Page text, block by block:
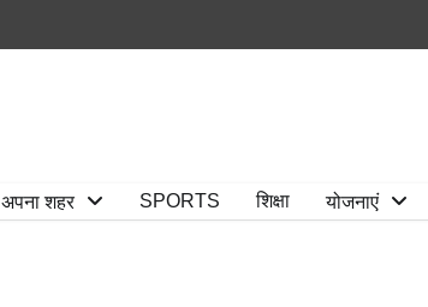
अपना शहर SPORTS शिक्षा योजनाएं